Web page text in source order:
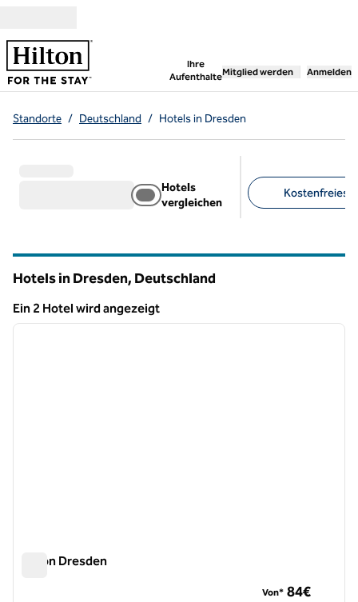
Ihre
Aufenthalte
,öffnet neue
Mitglied werden Anmelden
Standorte / Deutschland / Hotels in Dresden
Hotels
vergleichen
Kostenfreies
Hotels in Dresden, Deutschland
Ein 2 Hotel wird angezeigt
Ein 2 Hotel wird angezeigt
1 von 12
Hilton Dresden
Von* 84€